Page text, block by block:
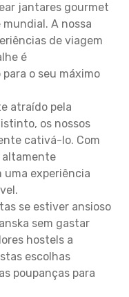
jantares gourmet
mundial. A nossa
de viagem
é
o seu máximo
atraído pela
os nossos
cativá-lo. Com
altamente
uma experiência
se estiver ansioso
sem gastar
hostels a
escolhas
poupanças para